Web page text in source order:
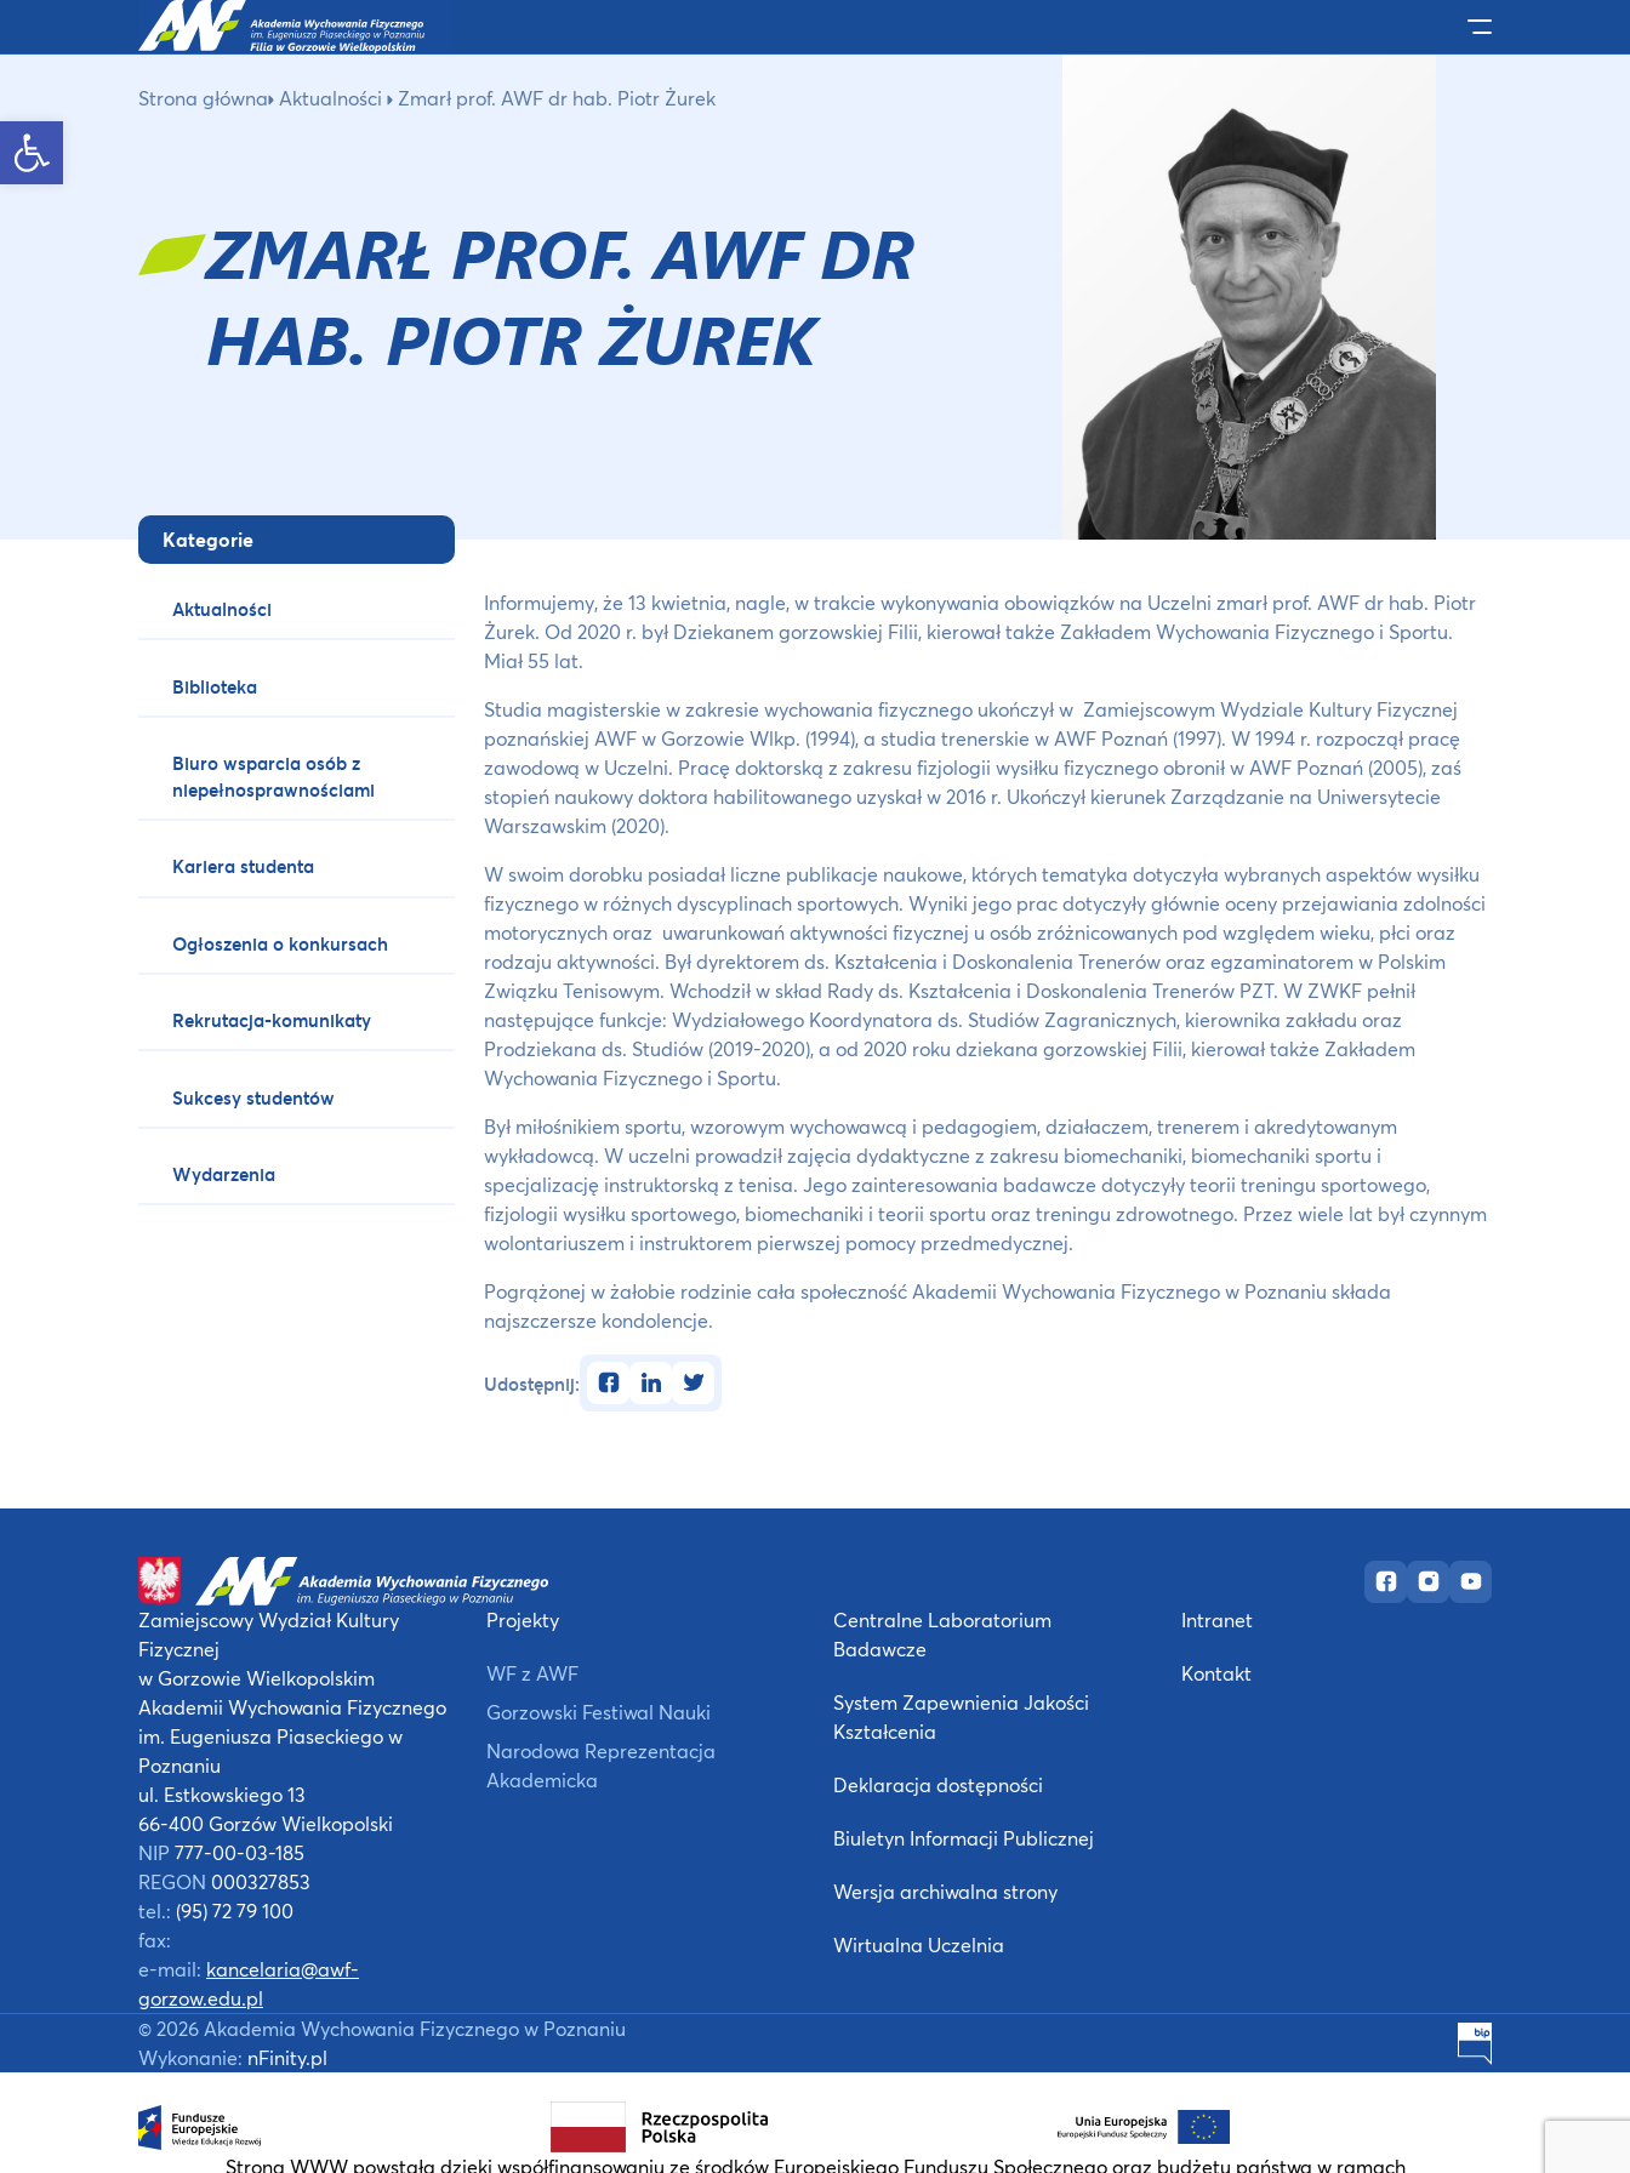
Otwórz pasek narzędzi
Pokaż/ukryj
Strona główna Aktualności Zmarł prof. AWF dr hab. Piotr Żurek
ZMARŁ PROF. AWF DR
HAB. PIOTR ŻUREK
Kategorie
Aktualności
Biblioteka
Biuro wsparcia osób z
niepełnosprawnościami
Kariera studenta
Ogłoszenia o konkursach
Rekrutacja-komunikaty
Sukcesy studentów
Wydarzenia
Informujemy, że 13 kwietnia, nagle, w trakcie wykonywania obowiązków na Uczelni zmarł prof. AWF dr hab. Piotr
Żurek. Od 2020 r. był Dziekanem gorzowskiej Filii, kierował także Zakładem Wychowania Fizycznego i Sportu.
Miał 55 lat.
Studia magisterskie w zakresie wychowania fizycznego ukończył w Zamiejscowym Wydziale Kultury Fizycznej
poznańskiej AWF w Gorzowie Wlkp. (1994), a studia trenerskie w AWF Poznań (1997). W 1994 r. rozpoczął pracę
zawodową w Uczelni. Pracę doktorską z zakresu fizjologii wysiłku fizycznego obronił w AWF Poznań (2005), zaś
stopień naukowy doktora habilitowanego uzyskał w 2016 r. Ukończył kierunek Zarządzanie na Uniwersytecie
Warszawskim (2020).
W swoim dorobku posiadał liczne publikacje naukowe, których tematyka dotyczyła wybranych aspektów wysiłku
fizycznego w różnych dyscyplinach sportowych. Wyniki jego prac dotyczyły głównie oceny przejawiania zdolności
motorycznych oraz uwarunkowań aktywności fizycznej u osób zróżnicowanych pod względem wieku, płci oraz
rodzaju aktywności. Był dyrektorem ds. Kształcenia i Doskonalenia Trenerów oraz egzaminatorem w Polskim
Związku Tenisowym. Wchodził w skład Rady ds. Kształcenia i Doskonalenia Trenerów PZT. W ZWKF pełnił
następujące funkcje: Wydziałowego Koordynatora ds. Studiów Zagranicznych, kierownika zakładu oraz
Prodziekana ds. Studiów (2019-2020), a od 2020 roku dziekana gorzowskiej Filii, kierował także Zakładem
Wychowania Fizycznego i Sportu.
Był miłośnikiem sportu, wzorowym wychowawcą i pedagogiem, działaczem, trenerem i akredytowanym
wykładowcą. W uczelni prowadził zajęcia dydaktyczne z zakresu biomechaniki, biomechaniki sportu i
specjalizację instruktorską z tenisa. Jego zainteresowania badawcze dotyczyły teorii treningu sportowego,
fizjologii wysiłku sportowego, biomechaniki i teorii sportu oraz treningu zdrowotnego. Przez wiele lat był czynnym
wolontariuszem i instruktorem pierwszej pomocy przedmedycznej.
Pogrążonej w żałobie rodzinie cała społeczność Akademii Wychowania Fizycznego w Poznaniu składa
najszczersze kondolencje.
Udostępnij: facebooklinkedintwitter
Oficjalny fanpage w
Oficjalny profil na
Oficjalny kanał
Zamiejscowy Wydział Kultury
Fizycznej
w Gorzowie Wielkopolskim
Akademii Wychowania Fizycznego
im. Eugeniusza Piaseckiego w
Poznaniu
ul. Estkowskiego 13
66-400 Gorzów Wielkopolski
NIP 777-00-03-185
REGON 000327853
tel.: (95) 72 79 100
fax:
e-mail: kancelaria@awf-
gorzow.edu.pl
Projekty
WF z AWF
Gorzowski Festiwal Nauki
Narodowa Reprezentacja
Akademicka
Centralne Laboratorium
Badawcze
System Zapewnienia Jakości
Kształcenia
Deklaracja dostępności
Biuletyn Informacji Publicznej
Wersja archiwalna strony
Wirtualna Uczelnia
Intranet
Kontakt
© 2026 Akademia Wychowania Fizycznego w Poznaniu
Wykonanie: nFinity.pl
Strona WWW powstała dzięki współfinansowaniu ze środków Europejskiego Funduszu Społecznego oraz budżetu państwa w ramach